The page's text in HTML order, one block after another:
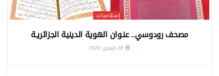
إسلاميات
مصحف رودوسي.. عنـوان الهوية الدينية الجزائريـة